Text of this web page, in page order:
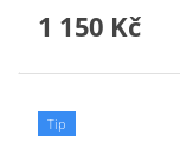
1 150 Kč
Tip